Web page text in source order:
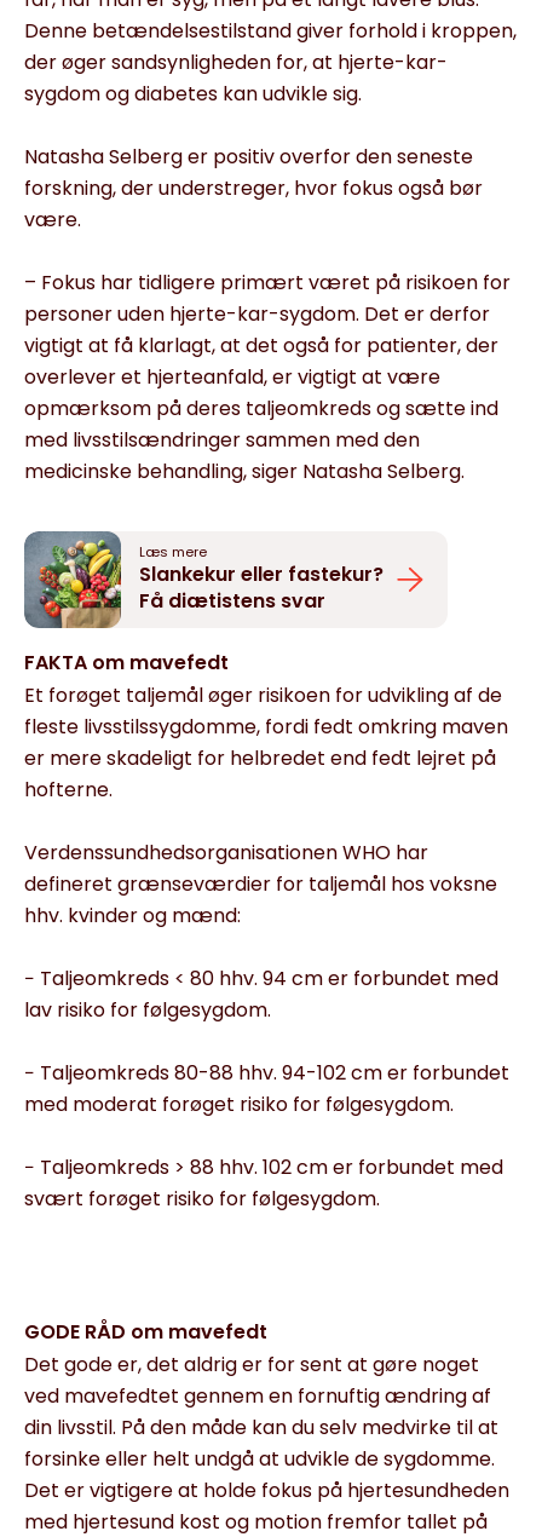
Denne betændelsestilstand giver forhold i kroppen,
der øger sandsynligheden for, at hjerte-kar-
sygdom og diabetes kan udvikle sig.
Natasha Selberg er positiv overfor den seneste
forskning, der understreger, hvor fokus også bør
være.
– Fokus har tidligere primært været på risikoen for
personer uden hjerte-kar-sygdom. Det er derfor
vigtigt at få klarlagt, at det også for patienter, der
overlever et hjerteanfald, er vigtigt at være
opmærksom på deres taljeomkreds og sætte ind
med livsstilsændringer sammen med den
medicinske behandling, siger Natasha Selberg.
Læs mere
Slankekur eller fastekur?
Få diætistens svar
FAKTA om mavefedt
Et forøget taljemål øger risikoen for udvikling af de
fleste livsstilssygdomme, fordi fedt omkring maven
er mere skadeligt for helbredet end fedt lejret på
hofterne.
Verdenssundhedsorganisationen WHO har
defineret grænseværdier for taljemål hos voksne
hhv. kvinder og mænd:
− Taljeomkreds < 80 hhv. 94 cm er forbundet med
lav risiko for følgesygdom.
− Taljeomkreds 80-88 hhv. 94-102 cm er forbundet
med moderat forøget risiko for følgesygdom.
− Taljeomkreds > 88 hhv. 102 cm er forbundet med
svært forøget risiko for følgesygdom.
GODE RÅD om mavefedt
Det gode er, det aldrig er for sent at gøre noget
ved mavefedtet gennem en fornuftig ændring af
din livsstil. På den måde kan du selv medvirke til at
forsinke eller helt undgå at udvikle de sygdomme.
Det er vigtigere at holde fokus på hjertesundheden
med hjertesund kost og motion fremfor tallet på